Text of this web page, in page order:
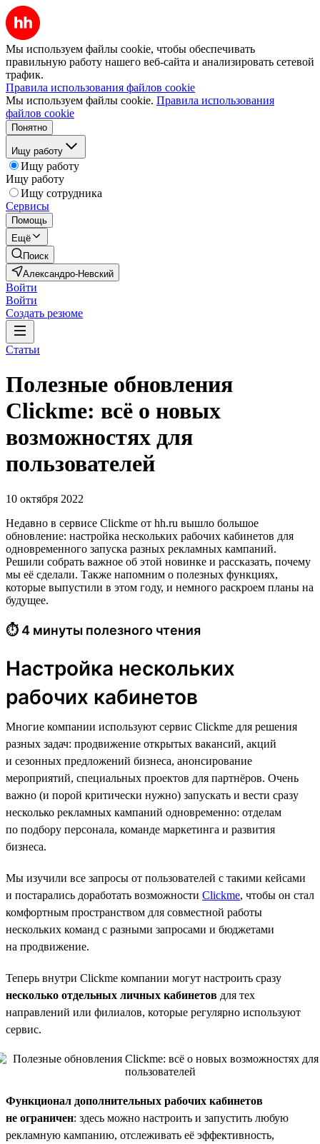
Мы используем файлы cookie, чтобы обеспечивать
правильную работу нашего веб-сайта и анализировать сетевой
трафик.
Правила использования файлов cookie
Мы используем файлы cookie. Правила использования
файлов cookie
Понятно
Ищу работу
Ищу работу
Ищу работу
Ищу сотрудника
Сервисы
Помощь
Ещё
Поиск
Александро-Невский
Войти
Войти
Создать резюме
Статьи
Полезные обновления
Clickme: всё о новых
возможностях для
пользователей
10 октября 2022
Недавно в сервисе Clickme от hh.ru вышло большое
обновление: настройка нескольких рабочих кабинетов для
одновременного запуска разных рекламных кампаний.
Решили собрать важное об этой новинке и рассказать, почему
мы её сделали. Также напомним о полезных функциях,
которые выпустили в этом году, и немного раскроем планы на
будущее.
⏱ 4 минуты полезного чтения
Настройка нескольких
рабочих кабинетов
Многие компании используют сервис Clickme для решения
разных задач: продвижение открытых вакансий, акций
и сезонных предложений бизнеса, анонсирование
мероприятий, специальных проектов для партнёров. Очень
важно (и порой критически нужно) запускать и вести сразу
несколько рекламных кампаний одновременно: отделам
по подбору персонала, команде маркетинга и развития
бизнеса.
Мы изучили все запросы от пользователей с такими кейсами
и постарались доработать возможности Clickme, чтобы он стал
комфортным пространством для совместной работы
нескольких команд с разными запросами и бюджетами
на продвижение.
Теперь внутри Clickme компании могут настроить сразу
несколько отдельных личных кабинетов для тех
направлений или филиалов, которые регулярно используют
сервис.
Функционал дополнительных рабочих кабинетов
не ограничен: здесь можно настроить и запустить любую
рекламную кампанию, отслеживать её эффективность,